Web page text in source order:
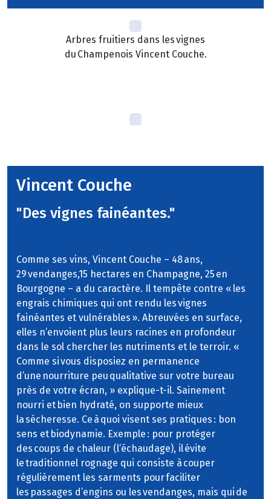
Arbres fruitiers dans les vignes
du Champenois Vincent Couche.
Vincent Couche
"Des vignes fainéantes."
Comme ses vins, Vincent Couche – 48 ans,
29 vendanges,15 hectares en Champagne, 25 en
Bourgogne – a du caractère. Il tempête contre « les
engrais chimiques qui ont rendu les vignes
fainéantes et vulnérables ». Abreuvées en surface,
elles n’envoient plus leurs racines en profondeur
dans le sol chercher les nutriments et le terroir. «
Comme si vous disposiez en permanence
d’une nourriture peu qualitative sur votre bureau
près de votre écran, » explique-t-il. Sainement
nourri et bien hydraté, on supporte mieux
la sécheresse. Ce à quoi visent ses pratiques : bon
sens et biodynamie. Exemple : pour protéger
des coups de chaleur (l’échaudage), il évite
le traditionnel rognage qui consiste à couper
régulièrement les sarments pour faciliter
les passages d’engins ou les vendanges, mais qui de